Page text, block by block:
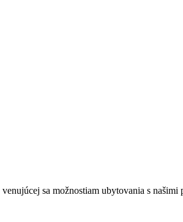
venujúcej sa možnostiam ubytovania s